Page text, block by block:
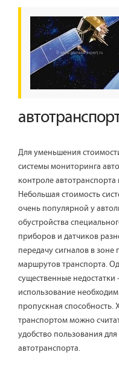
Для уменьшения
системы мониторинга
контроле
Небольшая стоимость
очень популярной у
обустройства
приборов и датчиков
передачу сигналов в
маршрутов транспорта.
существенные
использование
пропускная способность.
транспортом можно
удобство пользования
автотранспорта.